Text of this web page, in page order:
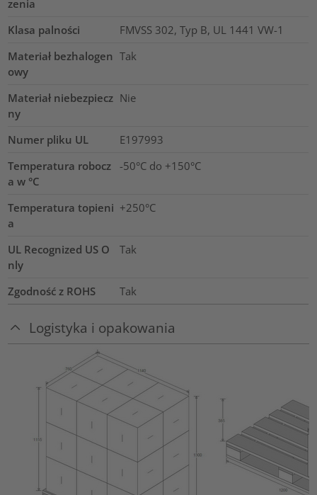
zenia
Klasa palności
FMVSS 302, Typ B, UL 1441 VW-1
Materiał bezhalogen
owy
Tak
Materiał niebezpiecz
ny
Nie
Numer pliku UL
E197993
Temperatura robocz
a w °C
-50°C do +150°C
Temperatura topieni
a
+250°C
UL Recognized US O
nly
Tak
Zgodność z ROHS Tak
Logistyka i opakowania